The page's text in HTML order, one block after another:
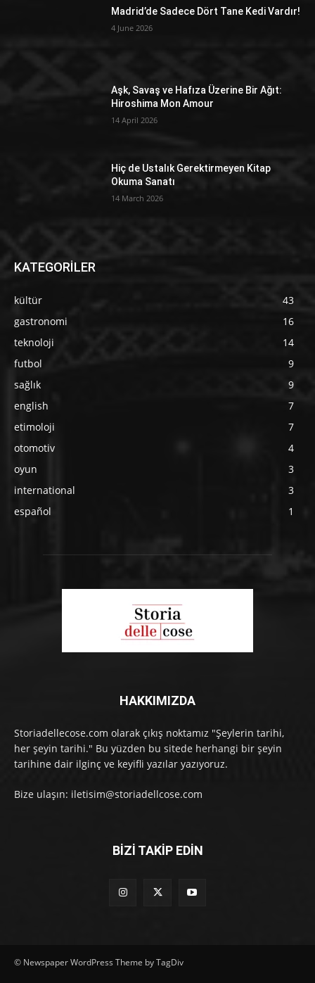
Madrid’de Sadece Dört Tane Kedi Vardır!
4 June 2026
Aşk, Savaş ve Hafıza Üzerine Bir Ağıt:
Hiroshima Mon Amour
14 April 2026
Hiç de Ustalık Gerektirmeyen Kitap
Okuma Sanatı
14 March 2026
KATEGORİLER
kültür
43
gastronomi
16
teknoloji
14
futbol
9
sağlık
9
english
7
etimoloji
7
otomotiv
4
oyun
3
international
3
español
1
HAKKIMIZDA
Storiadellecose.com olarak çıkış noktamız "Şeylerin tarihi,
her şeyin tarihi." Bu yüzden bu sitede herhangi bir şeyin
tarihine dair ilginç ve keyifli yazılar yazıyoruz.
Bize ulaşın: iletisim@storiadellcose.com
BİZİ TAKİP EDİN
© Newspaper WordPress Theme by TagDiv